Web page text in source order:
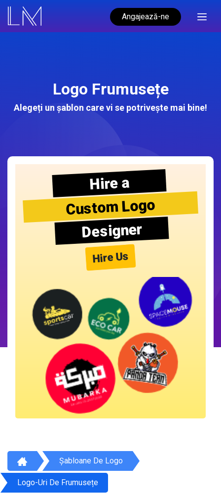
Angajează-ne
Logo Frumusețe
Alegeți un șablon care vi se potrivește mai bine!
Hire a
Custom Logo
Designer
Hire Us
Șabloane De Logo
Logo-Uri De Frumusețe